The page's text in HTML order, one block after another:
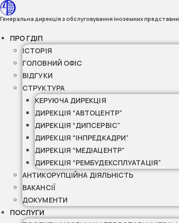
Перейти
до
Генеральна дирекція з обслуговування іноземних
ПРО ГДІП
ІСТОРІЯ
ГОЛОВНИЙ ОФІС
ВІДГУКИ
СТРУКТУРА
КЕРУЮЧА ДИРЕКЦІЯ
ДИРЕКЦІЯ “АВТОЦЕНТР”
ДИРЕКЦІЯ “ДИПСЕРВІС”
ДИРЕКЦІЯ “ІНПРЕДКАДРИ”
ДИРЕКЦІЯ “МЕДІАЦЕНТР”
ДИРЕКЦІЯ “РЕМБУДЕКСПЛУАТАЦІЯ”
АНТИКОРУПЦІЙНА ДІЯЛЬНІСТЬ
ВАКАНСІЇ
ДОКУМЕНТИ
ПОСЛУГИ